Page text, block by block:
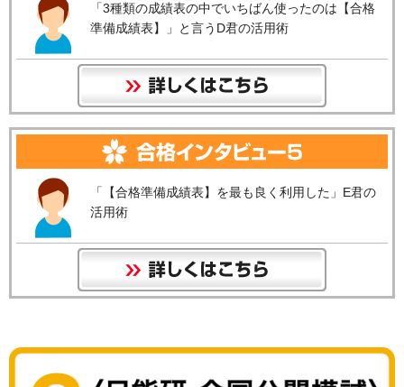
「3種類の成績表の中でいちばん使ったのは【合格
準備成績表】」と言うD君の活用術
「【合格準備成績表】を最も良く利用した」E君の
活用術